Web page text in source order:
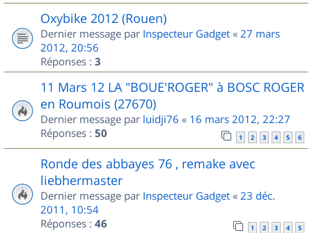
Oxybike 2012 (Rouen)
Dernier message par Inspecteur Gadget « 27 mars
2012, 20:56
Réponses : 3
11 Mars 12 LA "BOUE'ROGER" à BOSC ROGER
en Roumois (27670)
Dernier message par luidji76 « 16 mars 2012, 22:27
Réponses : 50 1 2 3 4 5 6
Ronde des abbayes 76 , remake avec
liebhermaster
Dernier message par Inspecteur Gadget « 23 déc.
2011, 10:54
Réponses : 46 1 2 3 4 5